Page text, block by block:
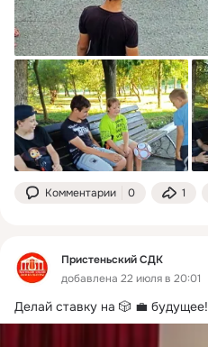
Комментарии 0 1
Пристеньский СДК
добавлена 22 июля в 20:01
Делай ставку на 🎲 💼 будущее!